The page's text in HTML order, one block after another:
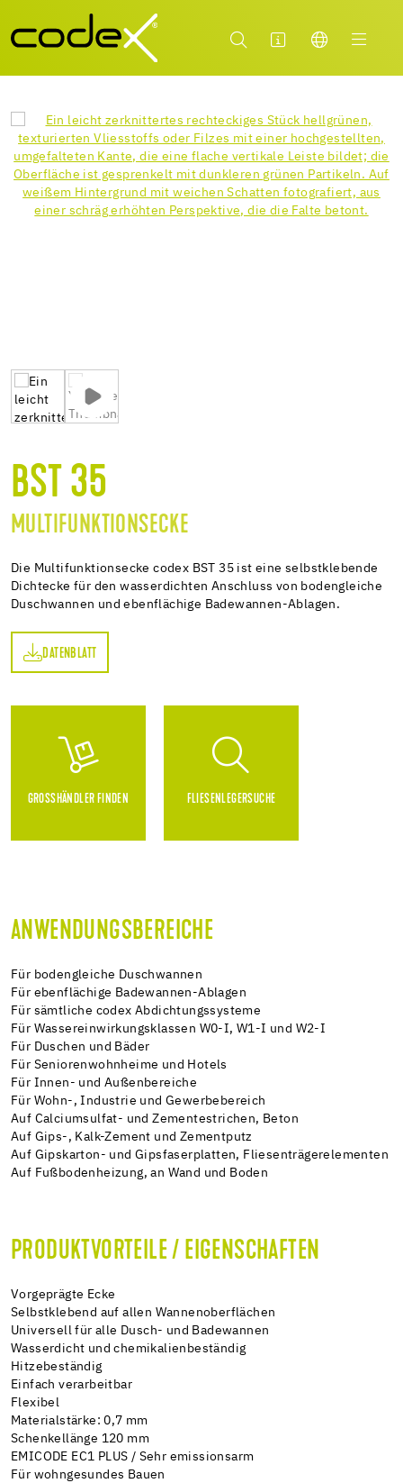
BST 35
MULTIFUNKTIONSECKE
Die Multifunktionsecke codex BST 35 ist eine selbstklebende
Dichtecke für den wasserdichten Anschluss von bodengleiche
Duschwannen und ebenflächige Badewannen-Ablagen.
DATENBLATT
GROSSHÄNDLER FINDEN FLIESENLEGERSUCHE
ANWENDUNGSBEREICHE
Für bodengleiche Duschwannen
Für ebenflächige Badewannen-Ablagen
Für sämtliche codex Abdichtungssysteme
Für Wassereinwirkungsklassen W0-I, W1-I und W2-I
Für Duschen und Bäder
Für Seniorenwohnheime und Hotels
Für Innen- und Außenbereiche
Für Wohn-, Industrie und Gewerbebereich
Auf Calciumsulfat- und Zementestrichen, Beton
Auf Gips-, Kalk-Zement und Zementputz
Auf Gipskarton- und Gipsfaserplatten, Fliesenträgerelementen
Auf Fußbodenheizung, an Wand und Boden
PRODUKTVORTEILE / EIGENSCHAFTEN
Vorgeprägte Ecke
Selbstklebend auf allen Wannenoberflächen
Universell für alle Dusch- und Badewannen
Wasserdicht und chemikalienbeständig
Hitzebeständig
Einfach verarbeitbar
Flexibel
Materialstärke: 0,7 mm
Schenkellänge 120 mm
EMICODE EC1 PLUS / Sehr emissionsarm
Für wohngesundes Bauen